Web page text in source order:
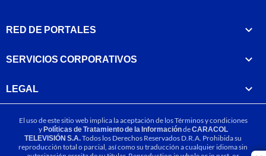
RED DE PORTALES
SERVICIOS CORPORATIVOS
LEGAL
El uso de este sitio web implica la aceptación de losTérminos y condiciones
yPolíticas de Tratamiento de la InformacióndeCARACOL
TELEVISIÓN S.A.Todos los Derechos Reservados D.R.A. Prohibida su
reproducción total o parcial, así como su traducción a cualquier idioma sin